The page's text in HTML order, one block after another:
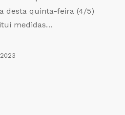
desta quinta-feira (4/5)
medidas…